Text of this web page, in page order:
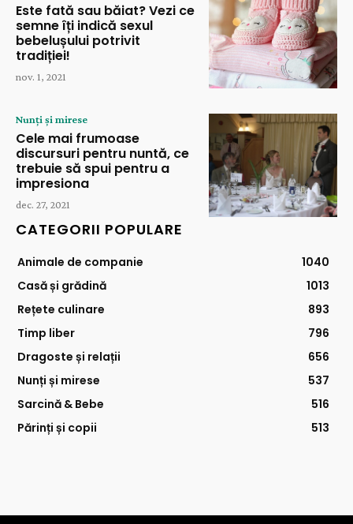
Este fată sau băiat? Vezi ce
semne îți indică sexul
bebelușului potrivit
tradiției!
nov. 1, 2021
Nunți și mirese
Cele mai frumoase
discursuri pentru nuntă, ce
trebuie să spui pentru a
impresiona
dec. 27, 2021
CATEGORII POPULARE
Animale de companie
1040
Casă și grădină
1013
Rețete culinare
893
Timp liber
796
Dragoste și relații
656
Nunți și mirese
537
Sarcină & Bebe
516
Părinți și copii
513